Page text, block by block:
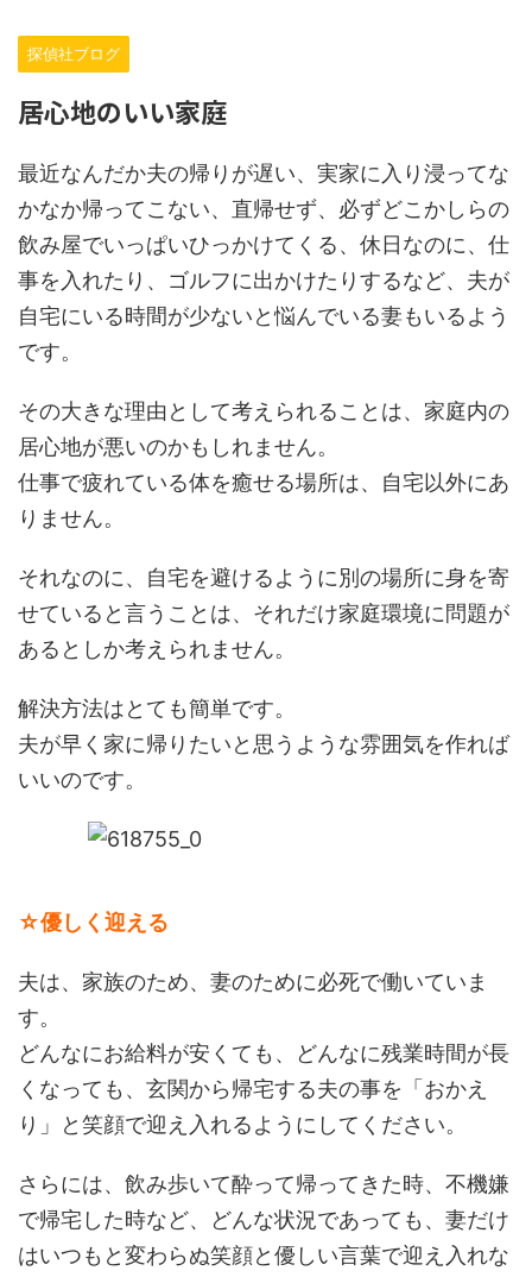
探偵社ブログ
居心地のいい家庭
最近なんだか夫の帰りが遅い、実家に入り浸ってな
かなか帰ってこない、直帰せず、必ずどこかしらの
飲み屋でいっぱいひっかけてくる、休日なのに、仕
事を入れたり、ゴルフに出かけたりするなど、夫が
自宅にいる時間が少ないと悩んでいる妻もいるよう
です。
その大きな理由として考えられることは、家庭内の
居心地が悪いのかもしれません。
仕事で疲れている体を癒せる場所は、自宅以外にあ
りません。
それなのに、自宅を避けるように別の場所に身を寄
せていると言うことは、それだけ家庭環境に問題が
あるとしか考えられません。
解決方法はとても簡単です。
夫が早く家に帰りたいと思うような雰囲気を作れば
いいのです。
☆優しく迎える
夫は、家族のため、妻のために必死で働いていま
す。
どんなにお給料が安くても、どんなに残業時間が長
くなっても、玄関から帰宅する夫の事を「おかえ
り」と笑顔で迎え入れるようにしてください。
さらには、飲み歩いて酔って帰ってきた時、不機嫌
で帰宅した時など、どんな状況であっても、妻だけ
はいつもと変わらぬ笑顔と優しい言葉で迎え入れな